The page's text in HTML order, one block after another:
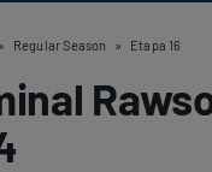
» Regular Season » Etapa 16